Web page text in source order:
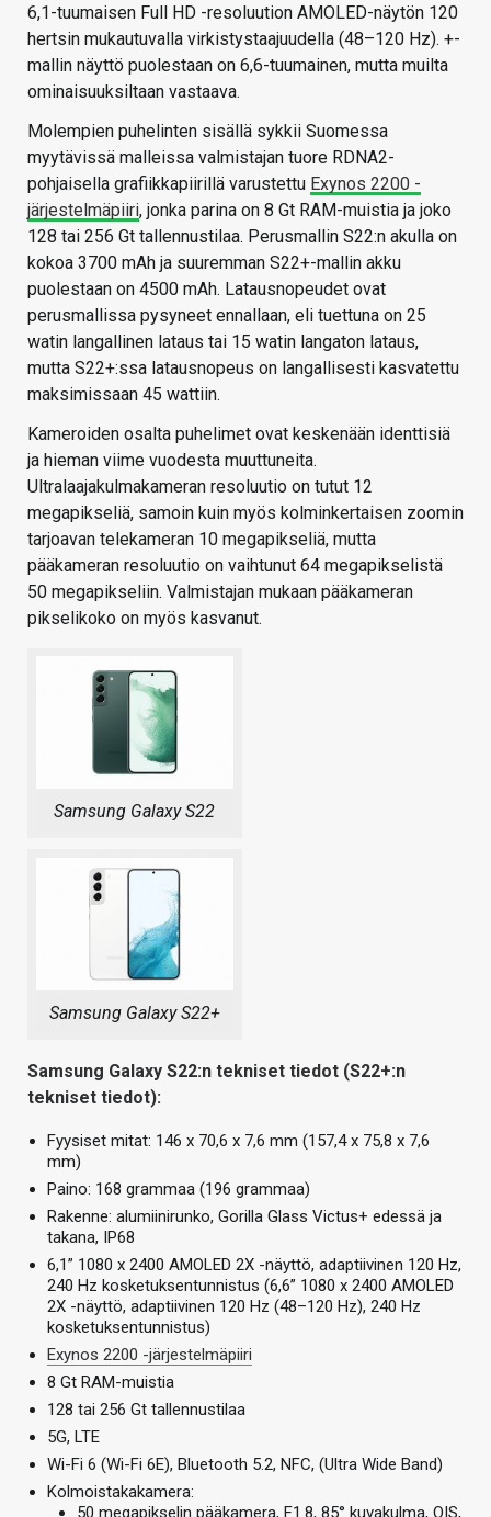
6,1-tuumaisen Full HD -resoluution AMOLED-näytön 120
hertsin mukautuvalla virkistystaajuudella (48–120 Hz). +-
mallin näyttö puolestaan on 6,6-tuumainen, mutta muilta
ominaisuuksiltaan vastaava.
Molempien puhelinten sisällä sykkii Suomessa
myytävissä malleissa valmistajan tuore RDNA2-
pohjaisella grafiikkapiirillä varustettu Exynos 2200 -
järjestelmäpiiri, jonka parina on 8 Gt RAM-muistia ja joko
128 tai 256 Gt tallennustilaa. Perusmallin S22:n akulla on
kokoa 3700 mAh ja suuremman S22+-mallin akku
puolestaan on 4500 mAh. Latausnopeudet ovat
perusmallissa pysyneet ennallaan, eli tuettuna on 25
watin langallinen lataus tai 15 watin langaton lataus,
mutta S22+:ssa latausnopeus on langallisesti kasvatettu
maksimissaan 45 wattiin.
Kameroiden osalta puhelimet ovat keskenään identtisiä
ja hieman viime vuodesta muuttuneita.
Ultralaajakulmakameran resoluutio on tutut 12
megapikseliä, samoin kuin myös kolminkertaisen zoomin
tarjoavan telekameran 10 megapikseliä, mutta
pääkameran resoluutio on vaihtunut 64 megapikselistä
50 megapikseliin. Valmistajan mukaan pääkameran
pikselikoko on myös kasvanut.
Samsung Galaxy S22
Samsung Galaxy S22+
Samsung Galaxy S22:n tekniset tiedot (S22+:n
tekniset tiedot):
Fyysiset mitat: 146 x 70,6 x 7,6 mm (157,4 x 75,8 x 7,6
mm)
Paino: 168 grammaa (196 grammaa)
Rakenne: alumiinirunko, Gorilla Glass Victus+ edessä ja
takana, IP68
6,1” 1080 x 2400 AMOLED 2X -näyttö, adaptiivinen 120 Hz,
240 Hz kosketuksentunnistus (6,6” 1080 x 2400 AMOLED
2X -näyttö, adaptiivinen 120 Hz (48–120 Hz), 240 Hz
kosketuksentunnistus)
Exynos 2200 -järjestelmäpiiri
8 Gt RAM-muistia
128 tai 256 Gt tallennustilaa
5G, LTE
Wi-Fi 6 (Wi-Fi 6E), Bluetooth 5.2, NFC, (Ultra Wide Band)
Kolmoistakakamera:
50 megapikselin pääkamera, F1.8, 85° kuvakulma, OIS,